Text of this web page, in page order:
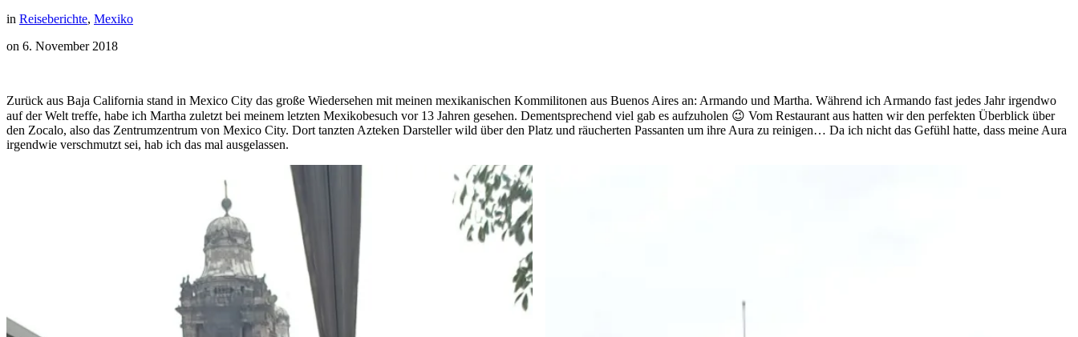
in Reiseberichte, Mexiko
on 6. November 2018
Zurück aus Baja California stand in Mexico City das große Wiedersehen mit meinen mexikanischen Kommilitonen aus Buenos Aires an: Armando und Martha. Während ich Armando fast jedes Jahr irgendwo
auf der Welt treffe, habe ich Martha zuletzt bei meinem letzten Mexikobesuch vor 13 Jahren gesehen. Dementsprechend viel gab es aufzuholen 😉 Vom Restaurant aus hatten wir den perfekten Überblick über
den Zocalo, also das Zentrumzentrum von Mexico City. Dort tanzten Azteken Darsteller wild über den Platz und räucherten Passanten um ihre Aura zu reinigen… Da ich nicht das Gefühl hatte, dass meine Aura
irgendwie verschmutzt sei, hab ich das mal ausgelassen.